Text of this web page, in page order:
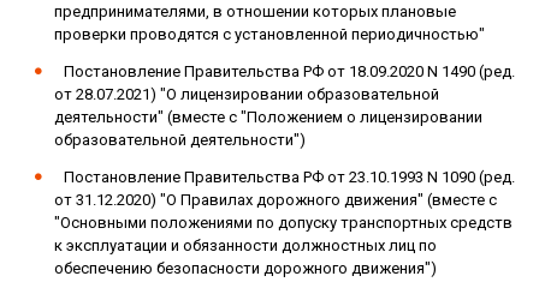
предпринимателями, в отношении которых плановые
проверки проводятся с установленной периодичностью"
Постановление Правительства РФ от 18.09.2020 N 1490 (ред.
от 28.07.2021) "О лицензировании образовательной
деятельности" (вместе с "Положением о лицензировании
образовательной деятельности")
Постановление Правительства РФ от 23.10.1993 N 1090 (ред.
от 31.12.2020) "О Правилах дорожного движения" (вместе с
"Основными положениями по допуску транспортных средств
к эксплуатации и обязанности должностных лиц по
обеспечению безопасности дорожного движения")